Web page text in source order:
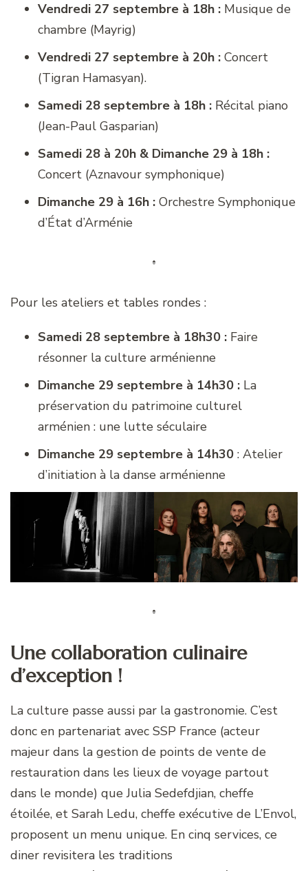
Vendredi 27 septembre à 18h : Musique de
chambre (Mayrig)
Vendredi 27 septembre à 20h : Concert
(Tigran Hamasyan).
Samedi 28 septembre à 18h : Récital piano
(Jean-Paul Gasparian)
Samedi 28 à 20h & Dimanche 29 à 18h :
Concert (Aznavour symphonique)
Dimanche 29 à 16h : Orchestre Symphonique
d’État d’Arménie
Pour les ateliers et tables rondes :
Samedi 28 septembre à 18h30 : Faire
résonner la culture arménienne
Dimanche 29 septembre à 14h30 : La
préservation du patrimoine culturel
arménien : une lutte séculaire
Dimanche 29 septembre à 14h30 : Atelier
d’initiation à la danse arménienne
Une collaboration culinaire
d’exception !
La culture passe aussi par la gastronomie. C’est
donc en partenariat avec SSP France (acteur
majeur dans la gestion de points de vente de
restauration dans les lieux de voyage partout
dans le monde) que Julia Sedefdjian, cheffe
étoilée, et Sarah Ledu, cheffe exécutive de L’Envol,
proposent un menu unique. En cinq services, ce
diner revisitera les traditions